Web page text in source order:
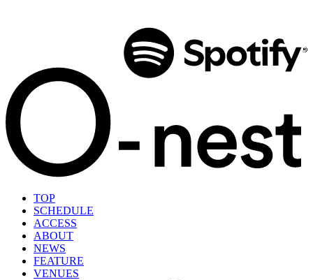
TOP
SCHEDULE
ACCESS
ABOUT
NEWS
FEATURE
VENUES